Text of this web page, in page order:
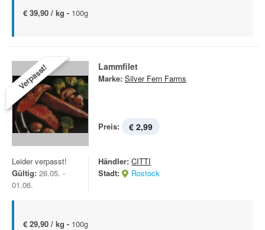
€ 39,90 / kg - 100g
Verpasst! Lammfilet
Marke: Silver Fern Farms
Preis: € 2,99
Leider verpasst!
Gültig: 26.05. -
01.06.
Händler: CITTI
Stadt:
Rostock
€ 29,90 / kg - 100g